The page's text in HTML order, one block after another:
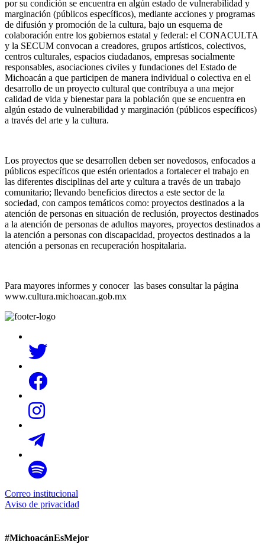
por su condición se encuentra en algún estado de vulnerabilidad y
marginación (públicos específicos), mediante acciones y programas
de difusión y promoción de la cultura, bajo un esquema de
colaboración entre los gobiernos estatal y federal: el CONACULTA
y la SECUM convocan a creadores, grupos artísticos, colectivos,
centros culturales, espacios ciudadanos, empresas socialmente
responsables, asociaciones civiles y fundaciones del Estado de
Michoacán a que participen de manera individual o colectiva en el
desarrollo de un proyecto cultural que contribuya a una mejor
calidad de vida y bienestar para la población que se encuentra en
algún estado de vulnerabilidad y marginación (públicos específicos)
a través del arte y la cultura.
Los proyectos que se desarrollen deben ser novedosos, enfocados a
públicos específicos que estén orientados a fortalecer el trabajo en
las diferentes disciplinas del arte y cultura a través de un trabajo
comunitario; llevando beneficios directos a este sector de la
sociedad, con campos temáticos como: proyectos destinados a la
atención de personas en situación de reclusión, proyectos destinados
a la atención de personas de adultos mayores, proyectos destinados a
la atención a personas con discapacidad, proyectos destinados a la
atención a personas en recuperación hospitalaria.
Para mayores informes y conocer las bases consultar la página
www.cultura.michoacan.gob.mx
Correo institucional
Aviso de privacidad
#MichoacánEsMejor